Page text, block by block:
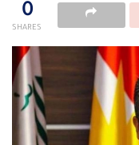
0
SHARES